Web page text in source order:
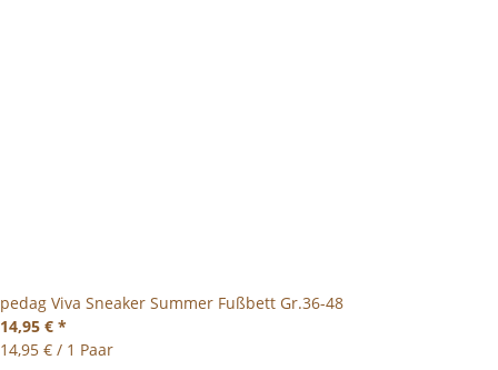
pedag Viva Sneaker Summer Fußbett Gr.36-48
14,95 € *
14,95 € / 1 Paar